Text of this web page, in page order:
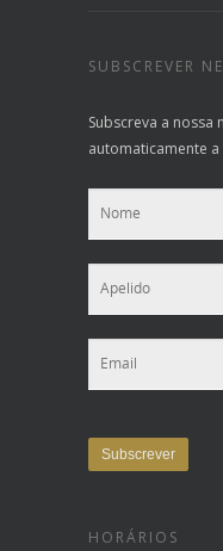
SUBSCREVER
Subscreva a nossa
automaticamente
HORÁRIOS